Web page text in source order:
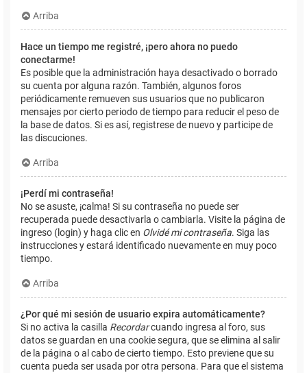
Arriba
Hace un tiempo me registré, ¡pero ahora no puedo
conectarme!
Es posible que la administración haya desactivado o borrado
su cuenta por alguna razón. También, algunos foros
periódicamente remueven sus usuarios que no publicaron
mensajes por cierto periodo de tiempo para reducir el peso de
la base de datos. Si es así, registrese de nuevo y participe de
las discuciones.
Arriba
¡Perdí mi contraseña!
No se asuste, ¡calma! Si su contraseña no puede ser
recuperada puede desactivarla o cambiarla. Visite la página de
ingreso (login) y haga clic en Olvidé mi contraseña. Siga las
instrucciones y estará identificado nuevamente en muy poco
tiempo.
Arriba
¿Por qué mi sesión de usuario expira automáticamente?
Si no activa la casilla Recordarcuando ingresa al foro, sus
datos se guardan en una cookie segura, que se elimina al salir
de la página o al cabo de cierto tiempo. Esto previene que su
cuenta pueda ser usada por otra persona. Para que el sistema